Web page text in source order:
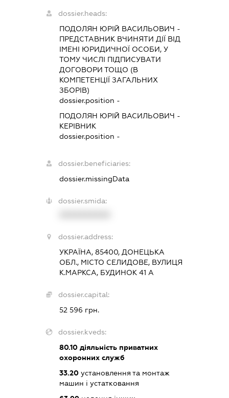
dossier.heads:
ПОДОЛЯН ЮРІЙ ВАСИЛЬОВИЧ -
ПРЕДСТАВНИК ВЧИНЯТИ ДІЇ ВІД
ІМЕНІ ЮРИДИЧНОЇ ОСОБИ, У
ТОМУ ЧИСЛІ ПІДПИСУВАТИ
ДОГОВОРИ ТОЩО (В
КОМПЕТЕНЦІЇ ЗАГАЛЬНИХ
ЗБОРІВ)
dossier.position -
ПОДОЛЯН ЮРІЙ ВАСИЛЬОВИЧ -
КЕРІВНИК
dossier.position -
dossier.beneficiaries:
dossier.missingData
dossier.smida:
dossier.address:
УКРАЇНА, 85400, ДОНЕЦЬКА
ОБЛ., МІСТО СЕЛИДОВЕ, ВУЛИЦЯ
К.МАРКСА, БУДИНОК 41 А
dossier.capital:
52 596 грн.
dossier.kveds:
80.10 діяльність приватних
охоронних служб
33.20 установлення та монтаж
машин і устатковання